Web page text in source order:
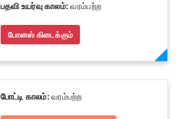
பதவி உயர்வு காலம்:வரம்பற்ற
போனஸ் கிடைக்கும்
போட்டி காலம்:வரம்பற்ற